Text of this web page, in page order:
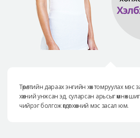
Төрөлтийн дараах энгийн хөх томруулах мэс
хөхний унжсан эд, суларсан арьсыг өмнөх
чийрэг болгож өгдөг хөхний мэс засал юм.